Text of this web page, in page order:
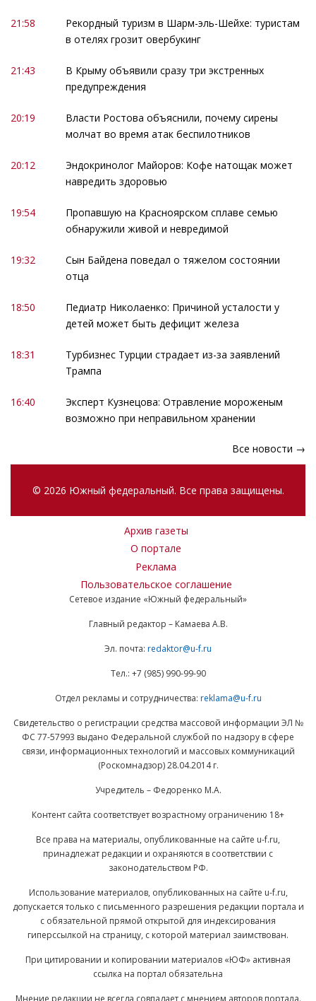
21:58
Рекордный туризм в Шарм-эль-Шейхе: туристам
в отелях грозит овербукинг
21:43
В Крыму объявили сразу три экстренных
предупреждения
20:19
Власти Ростова объяснили, почему сирены
молчат во время атак беспилотников
20:12
Эндокринолог Майоров: Кофе натощак может
навредить здоровью
19:54
Пропавшую на Красноярском сплаве семью
обнаружили живой и невредимой
19:32
Сын Байдена поведал о тяжелом состоянии
отца
18:50
Педиатр Николаенко: Причиной усталости у
детей может быть дефицит железа
18:31
Турбизнес Турции страдает из-за заявлений
Трампа
16:40
Эксперт Кузнецова: Отравление мороженым
возможно при неправильном хранении
Все новости →
© 2026 Южный федеральный. Все права защищены.
Архив газеты
О портале
Реклама
Пользовательское соглашение
Сетевое издание «Южный федеральный»
Главный редактор – Камаева А.В.
Эл. почта: redaktor@u-f.ru
Тел.: +7 (985) 990-99-90
Отдел рекламы и сотрудничества: reklama@u-f.ru
Свидетельство о регистрации средства массовой информации ЭЛ №
ФС 77-57993 выдано Федеральной службой по надзору в сфере
связи, информационных технологий и массовых коммуникаций
(Роскомнадзор) 28.04.2014 г.
Учредитель – Федоренко М.А.
Контент сайта соответствует возрастному ограничению 18+
Все права на материалы, опубликованные на сайте u-f.ru,
принадлежат редакции и охраняются в соответствии с
законодательством РФ.
Использование материалов, опубликованных на сайте u-f.ru,
допускается только с письменного разрешения редакции портала и
с обязательной прямой открытой для индексирования
гиперссылкой на страницу, с которой материал заимствован.
При цитировании и копировании материалов «ЮФ» активная
ссылка на портал обязательна
Мнение редакции не всегда совпадает с мнением авторов портала.